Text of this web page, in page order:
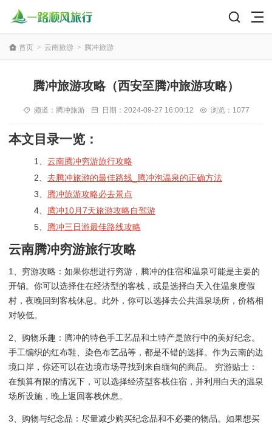
首页 > 云南旅游 > 腾冲旅游
腾冲旅游攻略（西安至腾冲旅游攻略）
频道： 腾冲旅游 日期： 2024-09-27 16:00:12 浏览：1077
本文目录一览：
1、 云南腾冲穷游旅行攻略
2、 去腾冲旅游的最佳路线_腾冲泡温泉的正确方法
3、
腾冲旅游攻略必去景点
4、
腾冲10月7天旅游攻略自驾游
5、
腾冲三日游最佳路线攻略
云南腾冲穷游旅行攻略
1、穷游攻略：如果你想进行穷游，腾冲的住宿和温泉可能是主要的
开销。你可以选择住在经济型的客栈，或是选择白天入住温泉度假
村，夜晚回到客栈休息。此外，你可以选择去公共温泉场所，价格相
对较低。
2、购物乐趣：腾冲的特色手工艺品和土特产是旅行中的美好纪念。
手工编织的红布鞋、染色布艺品等，都是不错的选择。作为云南的边
境口岸，你还可以在边境市场寻找到来自缅甸的商品。 穷游贴士：
在预算有限的情况下，可以选择经济型客栈住宿，并利用白天的温泉
场所设施，晚上返回客栈休息。
3、购物与纪念品：尽量减少购买纪念品和不必要的物品。如果想买